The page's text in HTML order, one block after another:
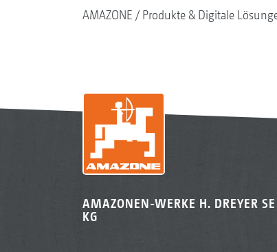
AMAZONE Produkte & Digitale
AMAZONEN-WERKE H. DREYER
KG